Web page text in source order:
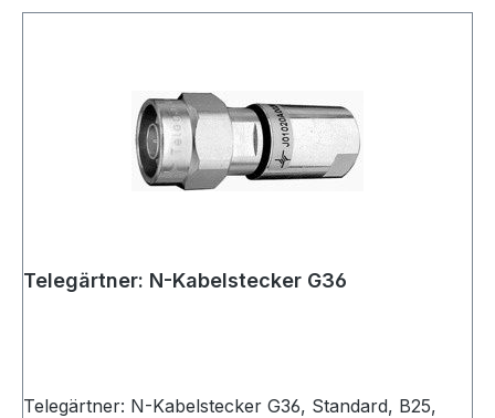
Telegärtner: N-Kabelstecker G36
Telegärtner: N-Kabelstecker G36, Standard, B25,